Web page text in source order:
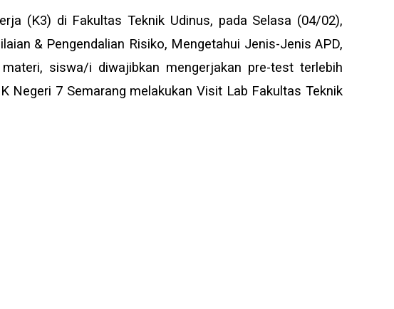
(K3) di Fakultas Teknik Udinus, pada Selasa (04/02),
& Pengendalian Risiko, Mengetahui Jenis-Jenis APD,
siswa/i diwajibkan mengerjakan pre-test terlebih
7 Semarang melakukan Visit Lab Fakultas Teknik